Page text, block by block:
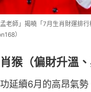
老師」揭曉「7月生肖財運排
）
猴（偏財升溫、
延續6月的高昂氣